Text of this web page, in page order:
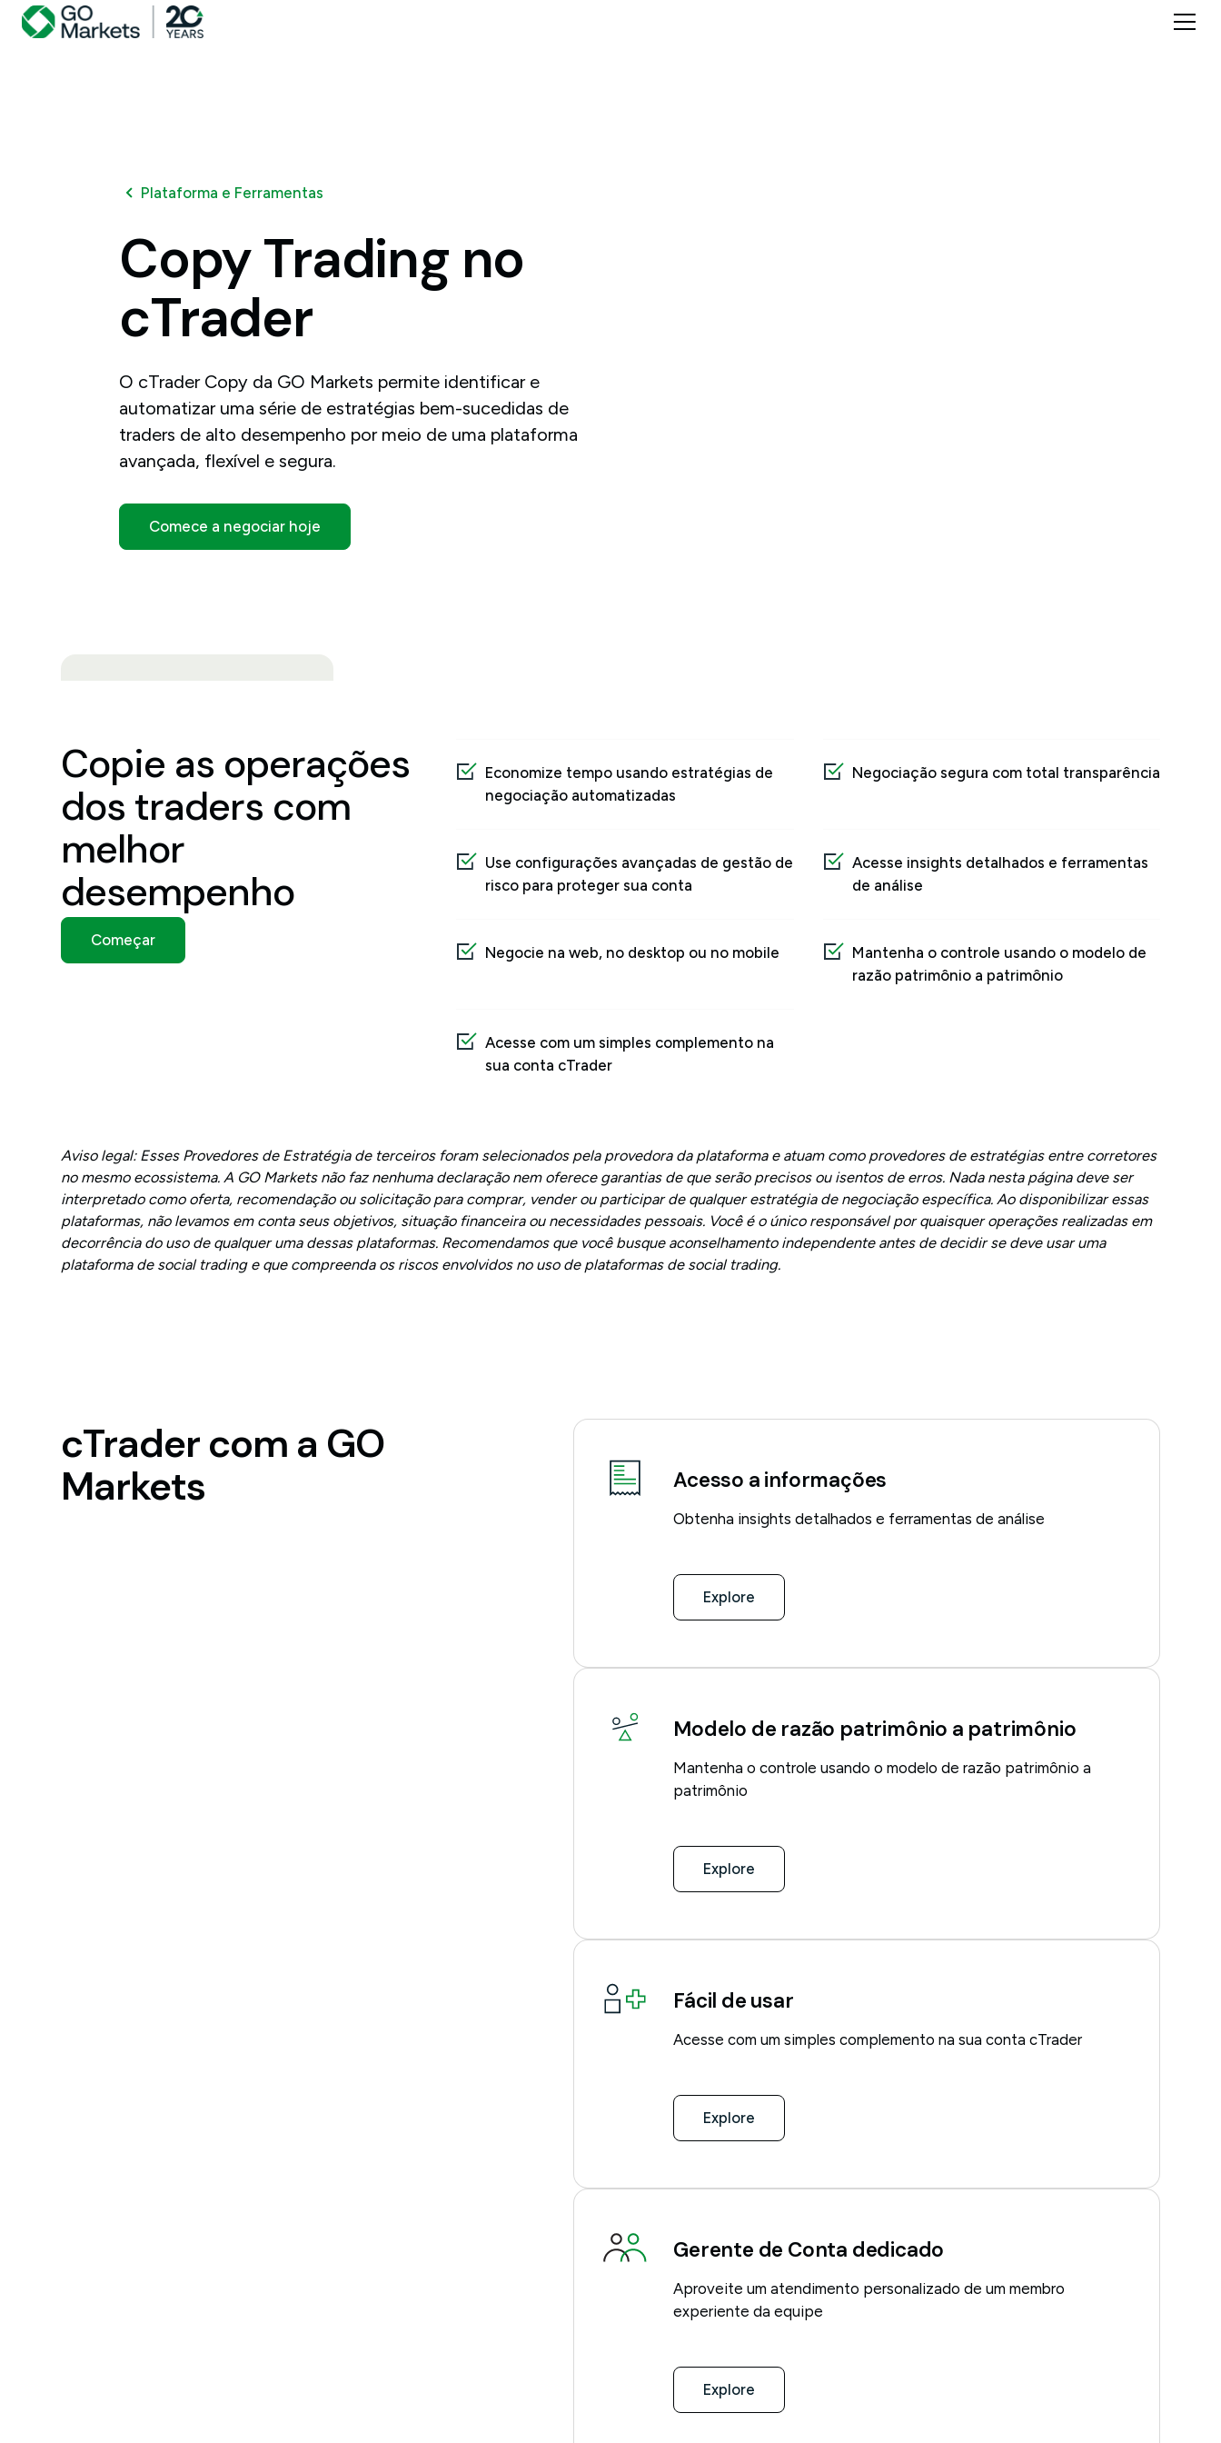
Plataforma e Ferramentas
CopyTrading no
cTrader
O cTrader Copy da GO Markets permite identificar e
automatizar uma série de estratégias bem-sucedidas de
traders de alto desempenho por meio de uma plataforma
avançada, flexível e segura.
Comece a negociar hoje
Copie as operações
dos traders com
melhor
desempenho
Começar
Economize tempo usando estratégias de
negociação automatizadas
Negociação segura com total transparência
Use configurações avançadas de gestão de
risco para proteger sua conta
Acesse insights detalhados e ferramentas
de análise
Negocie na web, no desktop ou no mobile
Mantenha o controle usando o modelo de
razão patrimônio a patrimônio
Acesse com um simples complemento na
sua conta cTrader
Aviso legal: Esses Provedores de Estratégia de terceiros foram selecionados pela provedora da plataforma e atuam como provedores de estratégias entre corretores
no mesmo ecossistema. A GO Markets não faz nenhuma declaração nem oferece garantias de que serão precisos ou isentos de erros. Nada nesta página deve ser
interpretado como oferta, recomendação ou solicitação para comprar, vender ou participar de qualquer estratégia de negociação específica. Ao disponibilizar essas
plataformas, não levamos em conta seus objetivos, situação financeira ou necessidades pessoais. Você é o único responsável por quaisquer operações realizadas em
decorrência do uso de qualquer uma dessas plataformas. Recomendamos que você busque aconselhamento independente antes de decidir se deve usar uma
plataforma de social trading e que compreenda os riscos envolvidos no uso de plataformas de social trading.
cTrader com a GO
Markets
Acesso a informações
Obtenha insights detalhados e ferramentas de análise
Explore
Modelo de razão patrimônio a patrimônio
Mantenha o controle usando o modelo de razão patrimônio a
patrimônio
Explore
Fácil de usar
Acesse com um simples complemento na sua conta cTrader
Explore
Gerente de Conta dedicado
Aproveite um atendimento personalizado de um membro
experiente da equipe
Explore